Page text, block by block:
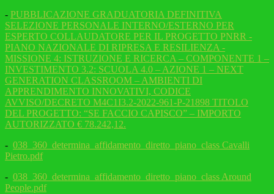
- PUBBLICAZIONE GRADUATORIA DEFINITIVA
SELEZIONE PERSONALE INTERNO/ESTERNO PER
ESPERTO COLLAUDATORE PER IL PROGETTO PNRR -
PIANO NAZIONALE DI RIPRESA E RESILIENZA -
MISSIONE 4: ISTRUZIONE E RICERCA – COMPONENTE 1 –
INVESTIMENTO 3.2: SCUOLA 4.0 – AZIONE 1 – NEXT
GENERATION CLASSROOM – AMBIENTI DI
APPRENDIMENTO INNOVATIVI, CODICE
AVVISO/DECRETO M4C1I3.2-2022-961-P-21898 TITOLO
DEL PROGETTO: “SE FACCIO CAPISCO” – IMPORTO
AUTORIZZATO € 78.242,12.
- 038_360_determina_affidamento_diretto_piano_class Cavalli
Pietro.pdf
- 038_360_determina_affidamento_diretto_piano_class Around
People.pdf